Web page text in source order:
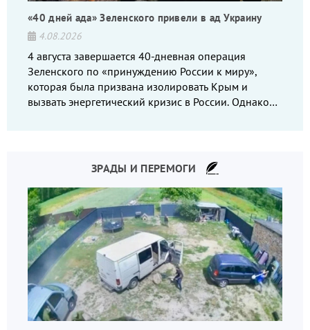
«40 дней ада» Зеленского привели в ад Украину
4.08.2026
4 августа завершается 40-дневная операция
Зеленского по «принуждению России к миру»,
которая была призвана изолировать Крым и
вызвать энергетический кризис в России. Однако
ЗРАДЫ И ПЕРЕМОГИ